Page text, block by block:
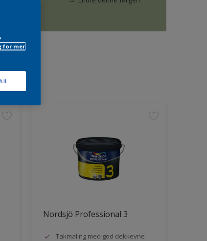
Nordsjö Professional 3
Takmaling med god dekkevne
for mer